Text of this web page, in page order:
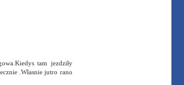
tam jezdziły
.Własnie jutro rano